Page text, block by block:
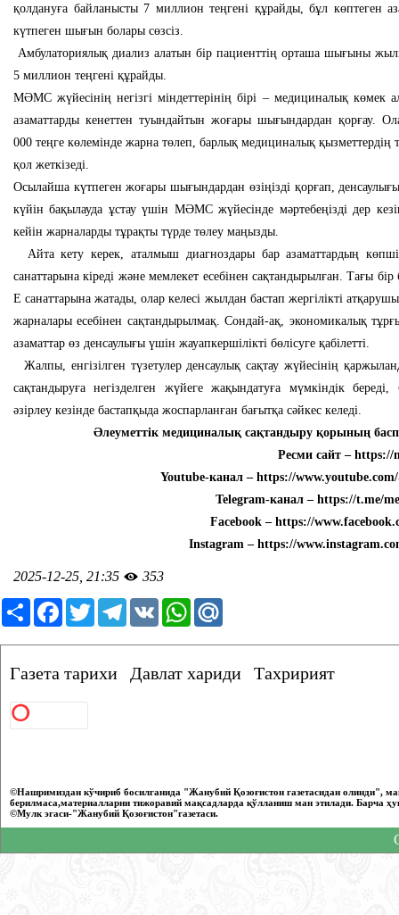
қолдануға байланысты 7 миллион теңгені құрайды, бұл көптеген
күтпеген шығын болары сөзсіз.
Амбулаториялық диализ алатын бір пациенттің орташа шығыны
5 миллион теңгені құрайды.
МӘМС жүйесінің негізгі міндеттерінің бірі – медициналық көмек
азаматтарды кенеттен туындайтын жоғары шығындардан қорғау.
000 теңге көлемінде жарна төлеп, барлық медициналық қызметтердің
қол жеткізеді.
Осылайша күтпеген жоғары шығындардан өзіңізді қорғап,
күйін бақылауда ұстау үшін МӘМС жүйесінде мәртебеңізді дер
кейін жарналарды тұрақты түрде төлеу маңызды.
Айта кету керек, аталмыш диагноздары бар азаматтардың
санаттарына кіреді және мемлекет есебінен сақтандырылған. Тағы бір
E санаттарына жатады, олар келесі жылдан бастап жергілікті
жарналары есебінен сақтандырылмақ. Сондай-ақ, экономикалық
азаматтар өз денсаулығы үшін жауапкершілікті бөлісуге қабілетті.
Жалпы, енгізілген түзетулер денсаулық сақтау жүйесінің
сақтандыруға негізделген жүйеге жақындатуға мүмкіндік береді,
әзірлеу кезінде бастапқыда жоспарланған бағытқа сәйкес келеді.
Әлеуметтік медициналық сақтандыру қорының
Ресми сайт –
Youtube-канал – https://
Telegram-канал – https://t.me/
Facebook – https://
Instagram – https://
2025-12-25, 21:35
353
РесурсFacebook
TwitterTelegram
VK WhatsApp
Газета тарихи Давлат хариди Тахририят
©Нашримиздан кўчириб босилганида "Жанубий Қозоғистон газетасидан олинди",
берилмаса,материалларни тижоравий мақсадларда қўлланиш ман этилади. Барча
©Мулк эгаси-"Жанубий Қозоғистон"газетаси.